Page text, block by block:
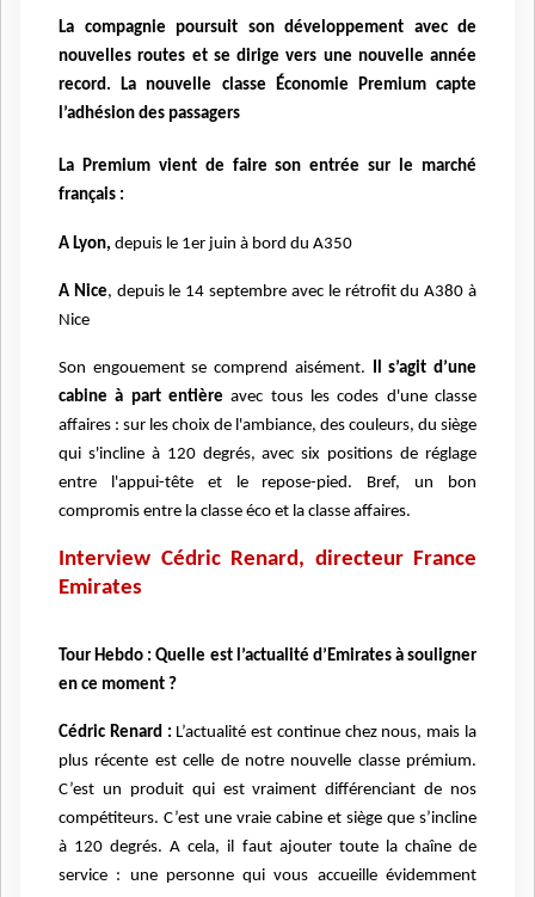
La compagnie poursuit son développement avec de
nouvelles routes et se dirige vers une nouvelle année
record. La nouvelle classe Économie Premium capte
l’adhésion des passagers
La Premium vient de faire son entrée sur le marché
français :
A Lyon, depuis le 1er juin à bord du A350
A Nice, depuis le 14 septembre avec le rétrofit du A380 à
Nice
Son engouement se comprend aisément. Il s’agit d’une
cabine à part entière avec tous les codes d'une classe
affaires : sur les choix de l'ambiance, des couleurs, du siège
qui s'incline à 120 degrés, avec six positions de réglage
entre l'appui-tête et le repose-pied. Bref, un bon
compromis entre la classe éco et la classe affaires.
Interview Cédric Renard, directeur France
Emirates
Tour Hebdo : Quelle est l’actualité d’Emirates à souligner
en ce moment ?
Cédric Renard : L’actualité est continue chez nous, mais la
plus récente est celle de notre nouvelle classe prémium.
C’est un produit qui est vraiment différenciant de nos
compétiteurs. C’est une vraie cabine et siège que s’incline
à 120 degrés. A cela, il faut ajouter toute la chaîne de
service : une personne qui vous accueille évidemment